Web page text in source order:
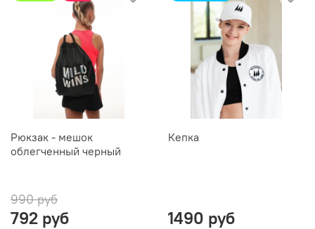
Рюкзак - мешок
облегченный черный
990 руб
792 руб
Кепка
1490 руб